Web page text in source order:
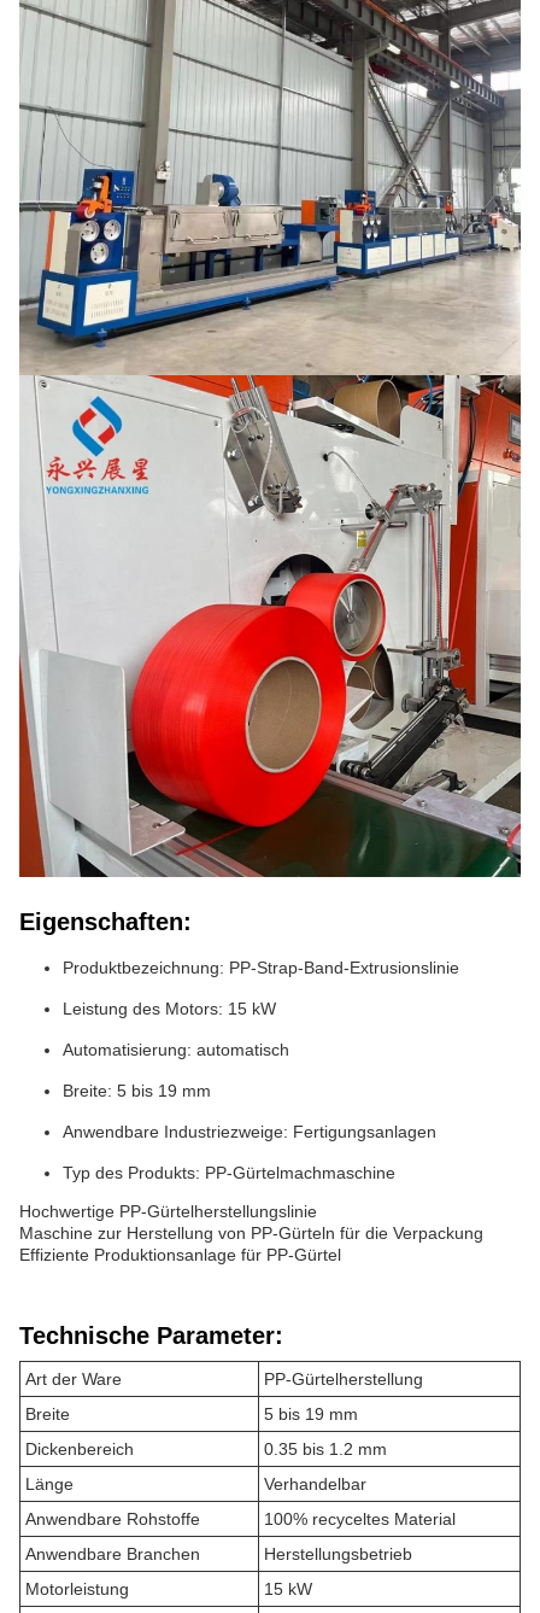
Eigenschaften:
Produktbezeichnung: PP-Strap-Band-Extrusionslinie
Leistung des Motors: 15 kW
Automatisierung: automatisch
Breite: 5 bis 19 mm
Anwendbare Industriezweige: Fertigungsanlagen
Typ des Produkts: PP-Gürtelmachmaschine
Hochwertige PP-Gürtelherstellungslinie
Maschine zur Herstellung von PP-Gürteln für die Verpackung
Effiziente Produktionsanlage für PP-Gürtel
Technische Parameter:
Art der Ware
PP-Gürtelherstellung
Breite
5 bis 19 mm
Dickenbereich
0.35 bis 1.2 mm
Länge
Verhandelbar
Anwendbare Rohstoffe
100% recyceltes Material
Anwendbare Branchen
Herstellungsbetrieb
Motorleistung
15 kW